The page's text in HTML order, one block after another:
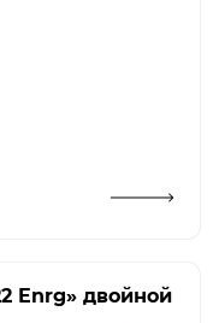
Enrg» двойной